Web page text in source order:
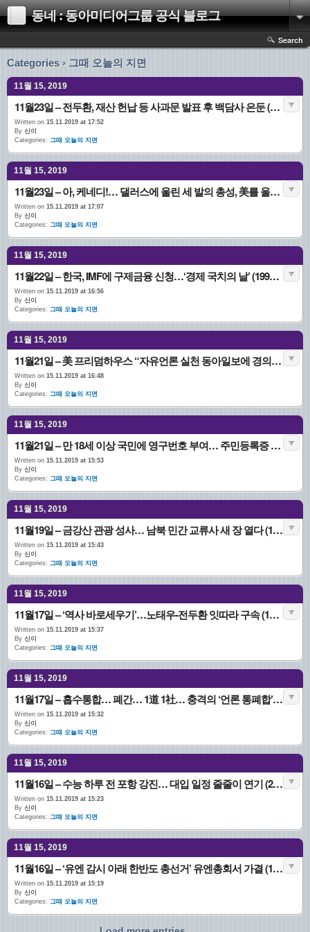
동네 : 동아미디어그룹 공식 블로그
Search
Categories › 그때 오늘의 지면
11월 15, 2019
11월23일 – 전두환, 재산 헌납 등 사과문 발표 후 백담사 은둔 (1988.11.23. 1면)
Written on 15.11.2019 at 17:52
By 신이
Categories: 그때 오늘의 지면
11월 15, 2019
11월23일 – 아, 케네디!… 댈러스에 울린 세 발의 총성, 美를 울리다 (1963.11.23. 1면)
Written on 15.11.2019 at 17:07
By 신이
Categories: 그때 오늘의 지면
11월 15, 2019
11월22일 – 한국, IMF에 구제금융 신청…‘경제 국치의 날’ (1997.11.22. 1면)
Written on 15.11.2019 at 16:56
By 신이
Categories: 그때 오늘의 지면
11월 15, 2019
11월21일 – 美 프리덤하우스 “자유언론 실천 동아일보에 경의” (1974.11.21. 7면)
Written on 15.11.2019 at 16:48
By 신이
Categories: 그때 오늘의 지면
11월 15, 2019
11월21일 – 만 18세 이상 국민에 영구번호 부여… 주민등록증 발급 (1968.11.21. 7면)
Written on 15.11.2019 at 15:53
By 신이
Categories: 그때 오늘의 지면
11월 15, 2019
11월19일 – 금강산 관광 성사… 남북 민간 교류사 새 장 열다 (1998.11.19. 1면)
Written on 15.11.2019 at 15:43
By 신이
Categories: 그때 오늘의 지면
11월 15, 2019
11월17일 – ‘역사 바로세우기’…노태우-전두환 잇따라 구속 (1995.11.17. 1면)
Written on 15.11.2019 at 15:37
By 신이
Categories: 그때 오늘의 지면
11월 15, 2019
11월17일 – 흡수통합… 폐간… 1道 1社… 충격의 ‘언론 통폐합’ (1980.11.17. 1면)
Written on 15.11.2019 at 15:32
By 신이
Categories: 그때 오늘의 지면
11월 15, 2019
11월16일 – 수능 하루 전 포항 강진… 대입 일정 줄줄이 연기 (2017.11.16 A1 )
Written on 15.11.2019 at 15:23
By 신이
Categories: 그때 오늘의 지면
11월 15, 2019
11월16일 – ‘유엔 감시 아래 한반도 총선거’ 유엔총회서 가결 (1947.11.16. 1면)
Written on 15.11.2019 at 15:19
By 신이
Categories: 그때 오늘의 지면